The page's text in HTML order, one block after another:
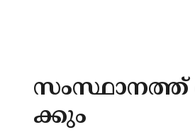
സംസ്ഥാനത്ത്
ക്കും